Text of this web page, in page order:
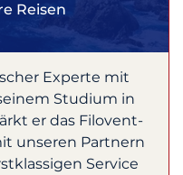
Reisen
Experte mit
Studium in
er das Filovent-
unseren Partnern
Service